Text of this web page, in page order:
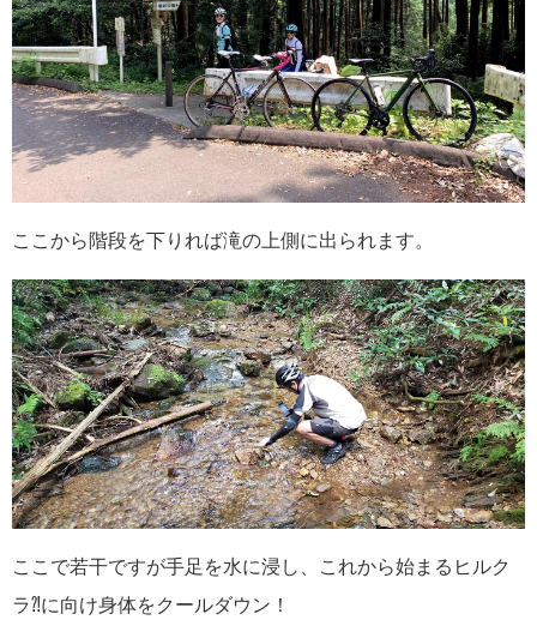
ここから階段を下りれば滝の上側に出られます。
ここで若干ですが手足を水に浸し、これから始まるヒルク
ラ⁈に向け身体をクールダウン！